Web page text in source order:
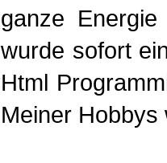
ganze
wurde sofort
Html
Meiner Hobbys